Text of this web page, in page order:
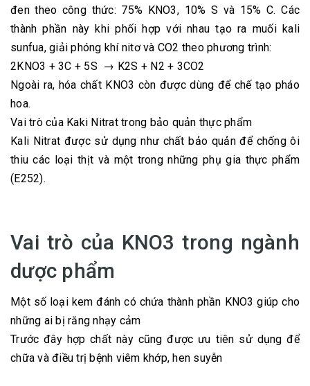
đen theo công thức: 75% KNO3, 10% S và 15% C. Các
thành phần này khi phối hợp với nhau tạo ra muối kali
sunfua, giải phóng khí nitơ và CO2 theo phương trình:
2KNO3 + 3C + 5S → K2S + N2 + 3CO2
Ngoài ra, hóa chất KNO3 còn được dùng để chế tạo pháo
hoa.
Vai trò của Kaki Nitrat trong bảo quản thực phẩm
Kali Nitrat được sử dụng như chất bảo quản để chống ôi
thiu các loại thịt và một trong những phụ gia thực phẩm
(E252).
Vai trò của KNO3 trong ngành
dược phẩm
Một số loại kem đánh có chứa thành phần KNO3 giúp cho
những ai bị răng nhạy cảm
Trước đây hợp chất này cũng được ưu tiên sử dụng để
chữa và điều trị bệnh viêm khớp, hen suyễn